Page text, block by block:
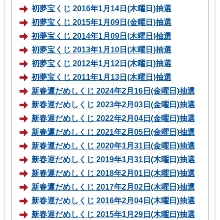
初夢宝くじ 2016年1月14日(木曜日)抽選
初夢宝くじ 2015年1月09日(金曜日)抽選
初夢宝くじ 2014年1月09日(木曜日)抽選
初夢宝くじ 2013年1月10日(木曜日)抽選
初夢宝くじ 2012年1月12日(木曜日)抽選
初夢宝くじ 2011年1月13日(木曜日)抽選
新春運だめしくじ 2024年2月16日(金曜日)抽選
新春運だめしくじ 2023年2月03日(金曜日)抽選
新春運だめしくじ 2022年2月04日(金曜日)抽選
新春運だめしくじ 2021年2月05日(金曜日)抽選
新春運だめしくじ 2020年1月31日(金曜日)抽選
新春運だめしくじ 2019年1月31日(木曜日)抽選
新春運だめしくじ 2018年2月01日(木曜日)抽選
新春運だめしくじ 2017年2月02日(木曜日)抽選
新春運だめしくじ 2016年2月04日(木曜日)抽選
新春運だめしくじ 2015年1月29日(木曜日)抽選